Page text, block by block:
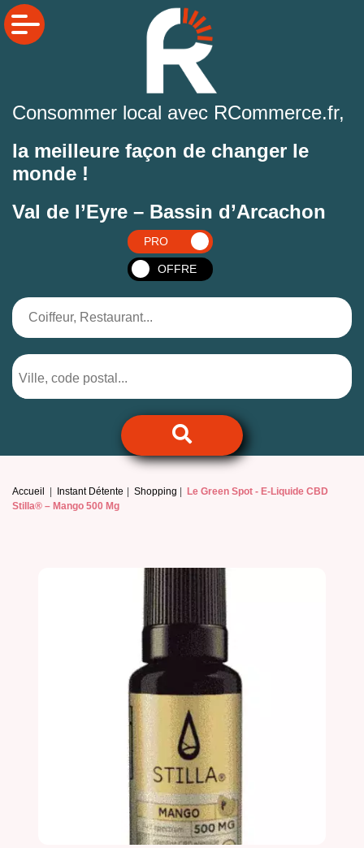
Consommer local avec RCommerce.fr,
la meilleure façon de changer le
monde !
Val de l’Eyre – Bassin d’Arcachon
PRO
OFFRE
Accueil Instant Détente Shopping Le Green Spot - E-Liquide CBD
Stilla® – Mango 500 Mg